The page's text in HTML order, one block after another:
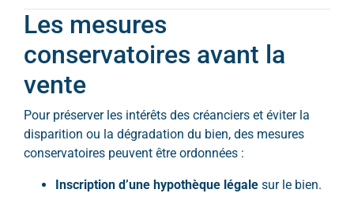
Les mesures
conservatoires avant la
vente
Pour préserver les intérêts des créanciers et éviter la
disparition ou la dégradation du bien, des mesures
conservatoires peuvent être ordonnées :
Inscription d’une hypothèque légale sur le bien.